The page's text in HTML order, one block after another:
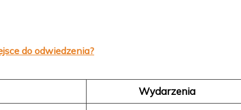
do odwiedzenia?
Wydarzenia